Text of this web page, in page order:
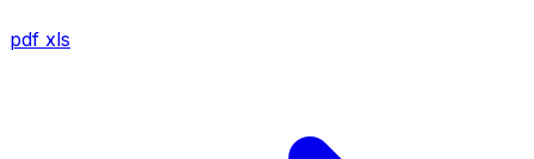
pdf xls